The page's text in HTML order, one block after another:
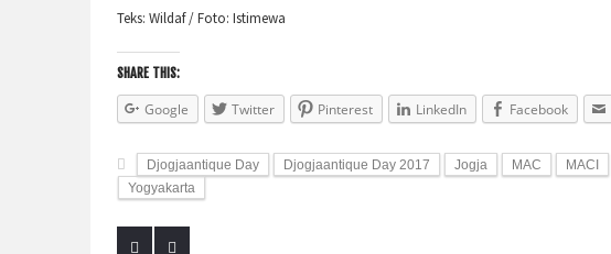
Teks: Wildaf / Foto: Istimewa
SHARE THIS:
Google Twitter Pinterest LinkedIn Facebook
Djogjaantique Day Djogjaantique Day 2017 Jogja MAC MACI
Yogyakarta